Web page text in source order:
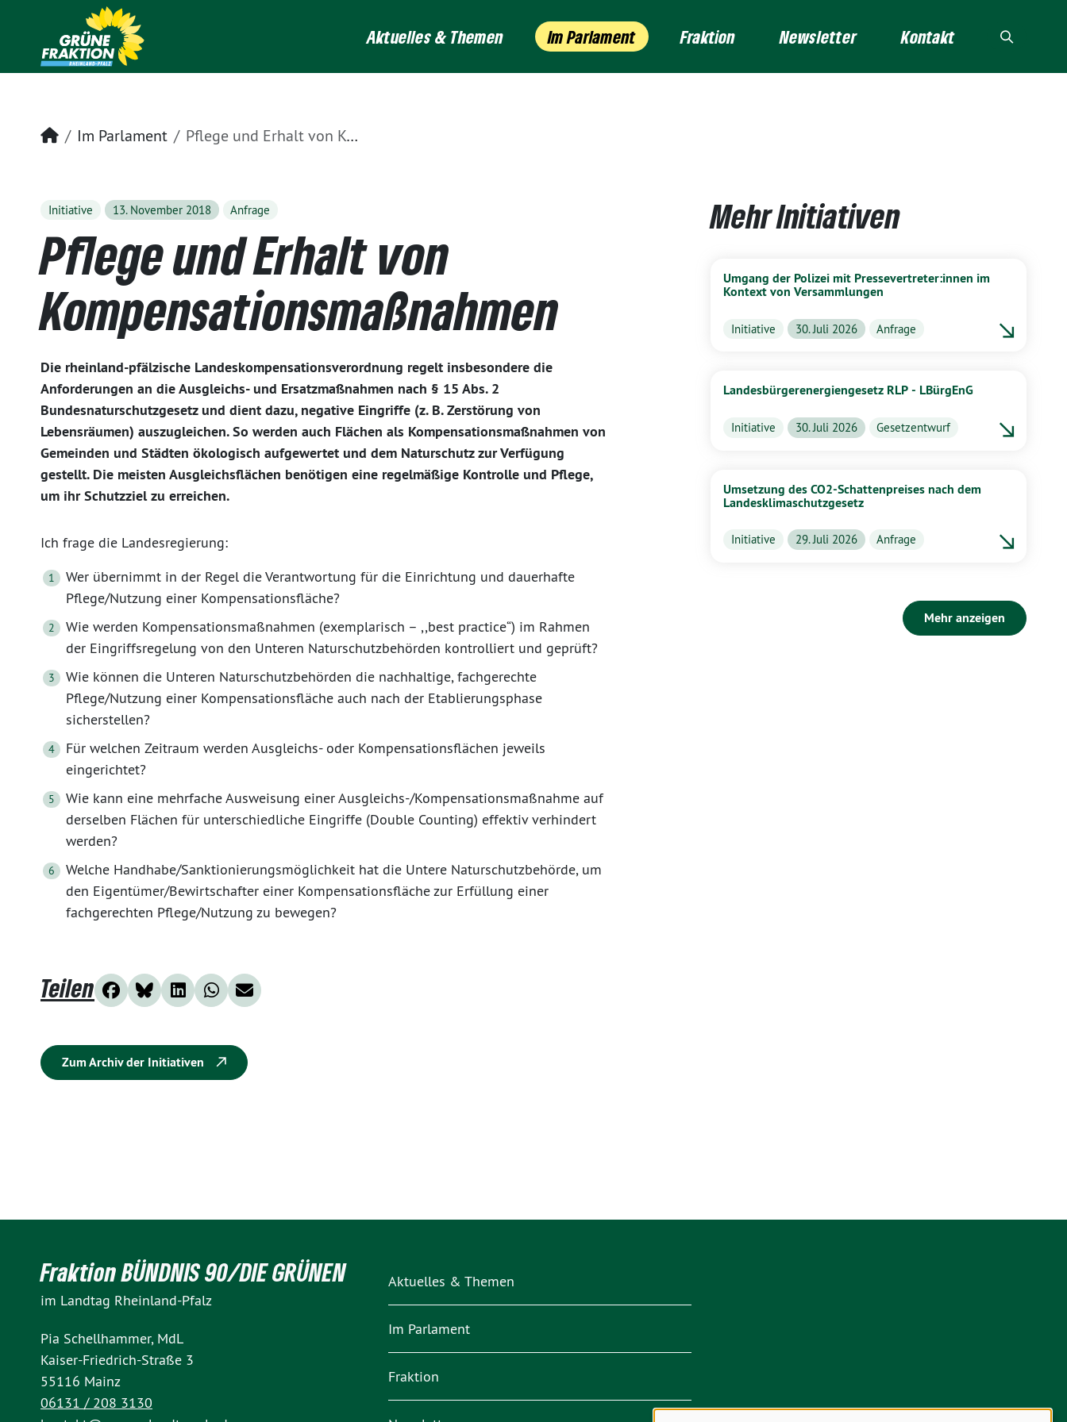
Aktuelles & Themen Im Parlament Fraktion Newsletter Kontakt
Startseite
Im Parlament Pflege und Erhalt von Kompensationsmaßnahmen
Initiative 13. November 2018 Anfrage
Pflege und Erhalt von
Kompensationsmaßnahmen
Die rheinland-pfälzische Landeskompensationsverordnung regelt insbesondere die
Anforderungen an die Ausgleichs- und Ersatzmaßnahmen nach § 15 Abs. 2
Bundesnaturschutzgesetz und dient dazu, negative Eingriffe (z. B. Zerstörung von
Lebensräumen) auszugleichen. So werden auch Flächen als Kompensationsmaßnahmen von
Gemeinden und Städten ökologisch aufgewertet und dem Naturschutz zur Verfügung
gestellt. Die meisten Ausgleichsflächen benötigen eine regelmäßige Kontrolle und Pflege,
um ihr Schutzziel zu erreichen.
Ich frage die Landesregierung:
Wer übernimmt in der Regel die Verantwortung für die Einrichtung und dauerhafte
Pflege/Nutzung einer Kompensationsfläche?
Wie werden Kompensationsmaßnahmen (exemplarisch – ,,best practice“) im Rahmen
der Eingriffsregelung von den Unteren Naturschutzbehörden kontrolliert und geprüft?
Wie können die Unteren Naturschutzbehörden die nachhaltige, fachgerechte
Pflege/Nutzung einer Kompensationsfläche auch nach der Etablierungsphase
sicherstellen?
Für welchen Zeitraum werden Ausgleichs- oder Kompensationsflächen jeweils
eingerichtet?
Wie kann eine mehrfache Ausweisung einer Ausgleichs-/Kompensationsmaßnahme auf
derselben Flächen für unterschiedliche Eingriffe (Double Counting) effektiv verhindert
werden?
Welche Handhabe/Sanktionierungsmöglichkeit hat die Untere Naturschutzbehörde, um
den Eigentümer/Bewirtschafter einer Kompensationsfläche zur Erfüllung einer
fachgerechten Pflege/Nutzung zu bewegen?
Teilen
Zum Archiv der Initiativen
Mehr Initiativen
Umgang der Polizei mit Pressevertreter:innen im
Kontext von Versammlungen
Initiative 30. Juli 2026 Anfrage
Landesbürgerenergiengesetz RLP - LBürgEnG
Initiative 30. Juli 2026 Gesetzentwurf
Umsetzung des CO2-Schattenpreises nach dem
Landesklimaschutzgesetz
Initiative 29. Juli 2026 Anfrage
Mehr anzeigen
Fraktion BÜNDNIS 90/DIE GRÜNEN
im Landtag Rheinland-Pfalz
Pia Schellhammer, MdL
Kaiser-Friedrich-Straße 3
55116 Mainz
06131 / 208 3130
Aktuelles & Themen
Im Parlament
Fraktion